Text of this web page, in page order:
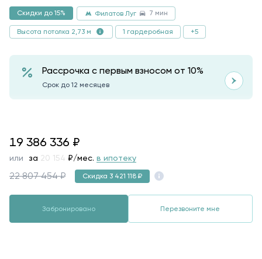
Скидки до 15% Филатов Луг 7 мин
Высота потолка 2,73 м 1 гардеробная +5
Рассрочка с первым взносом от 10%
Срок до 12 месяцев
19386336
19 386 336 ₽
или за 100 775₽/мес. в ипотеку
22 807 454 ₽ Скидка 3 421 118 ₽
Забронировано Перезвоните мне